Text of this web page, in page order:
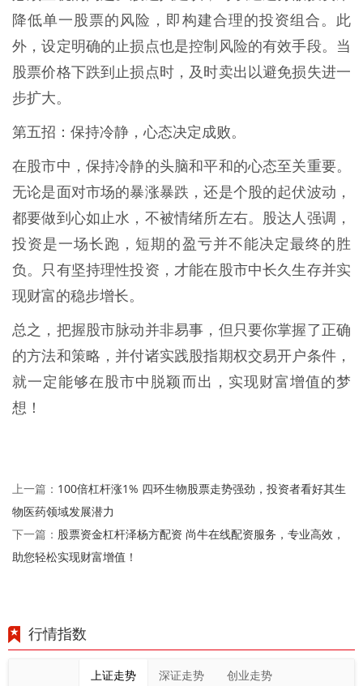
降低单一股票的风险，即构建合理的投资组合。此
外，设定明确的止损点也是控制风险的有效手段。当
股票价格下跌到止损点时，及时卖出以避免损失进一
步扩大。
第五招：保持冷静，心态决定成败。
在股市中，保持冷静的头脑和平和的心态至关重要。
无论是面对市场的暴涨暴跌，还是个股的起伏波动，
都要做到心如止水，不被情绪所左右。股达人强调，
投资是一场长跑，短期的盈亏并不能决定最终的胜
负。只有坚持理性投资，才能在股市中长久生存并实
现财富的稳步增长。
总之，把握股市脉动并非易事，但只要你掌握了正确
的方法和策略，并付诸实践股指期权交易开户条件，
就一定能够在股市中脱颖而出，实现财富增值的梦
想！
上一篇： 100倍杠杆涨1% 四环生物股票走势强劲，投资者看好其生
物医药领域发展潜力
下一篇： 股票资金杠杆泽杨方配资 尚牛在线配资服务，专业高效，
助您轻松实现财富增值！
行情指数
上证走势 深证走势 创业走势